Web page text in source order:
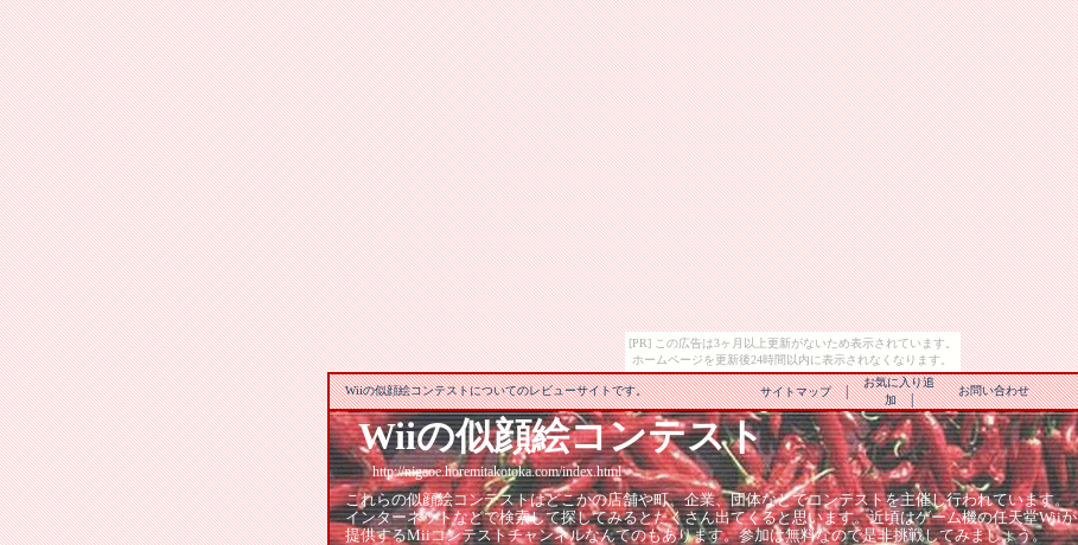
[PR] この広告は3ヶ月以上更新がないため表示されています。
ホームページを更新後24時間以内に表示されなくなります。
Wiiの似顔絵コンテストについてのレビューサイトです。 サイトマップ|
お気に入り追
加|
お問い合わせ
Wiiの似顔絵コンテスト
http://nigaoe.horemitakotoka.com/index.html
これらの似顔絵コンテストはどこかの店舗や町、企業、団体などでコンテストを主催し行われています。
インターネットなどで検索して探してみるとたくさん出てくると思います。近頃はゲーム機の任天堂Wiiが
提供するMiiコンテストチャンネルなんてのもあります。参加は無料なので是非挑戦してみましょう。